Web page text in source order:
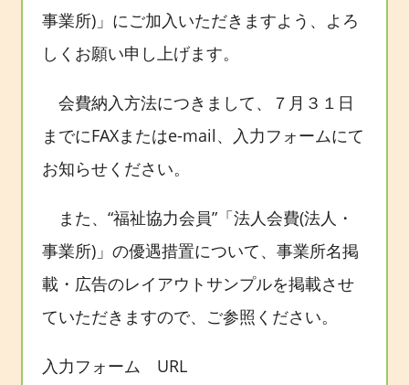
事業所)」にご加入いただきますよう、よろ
しくお願い申し上げます。
会費納入方法につきまして、７月３１日
までにFAXまたはe-mail、入力フォームにて
お知らせください。
また、“福祉協力会員”「法人会費(法人・
事業所)」の優遇措置について、事業所名掲
載・広告のレイアウトサンプルを掲載させ
ていただきますので、ご参照ください。
入力フォーム URL